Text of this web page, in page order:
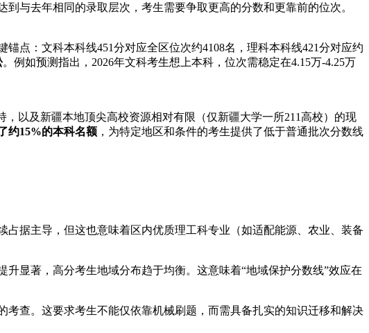
与去年相同的录取层次，考生需要争取更高的分数和更靠前的位次。
锚点：文科本科线451分对应全区位次约4108名，理科本科线421分对应约
。例如预测指出，2026年文科考生想上本科，位次需稳定在4.15万-4.25万
以及新疆本地顶尖高校资源相对有限（仅新疆大学一所211高校）的现
约15%的本科名额 ，为特定地区和条件的考生提供了低于普通批次分数线
据主导，但这也意味着区内优质理工科专业（如适配能源、农业、装备
显著，高分考生地域分布趋于均衡。这意味着“地域保护分数线”效应在
查。这要求考生不能仅依靠机械刷题，而需具备扎实的知识迁移和解决